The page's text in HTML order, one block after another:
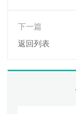
下一篇
返回列表